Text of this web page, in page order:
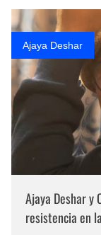
San
Que
El
Ajaya Deshar
Ajaya Deshar y
resistencia en